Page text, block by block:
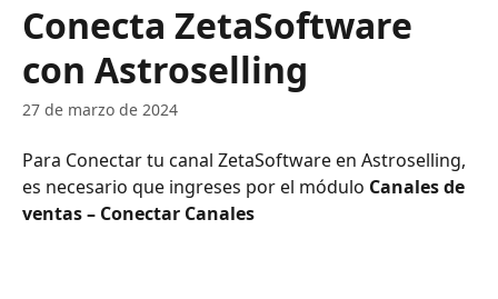
Conecta ZetaSoftware
con Astroselling
27 de marzo de 2024
Para Conectar tu canal ZetaSoftware en Astroselling,
es necesario que ingreses por el módulo Canales de
ventas – Conectar Canales